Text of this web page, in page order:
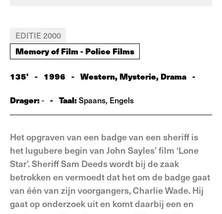
EDITIE 2000
Memory of Film - Police Films
135' - 1996 - Western, Mysterie, Drama -
Drager:- - Taal:Spaans, Engels
Het opgraven van een badge van een sheriff is
het lugubere begin van John Sayles’ film ‘Lone
Star’. Sheriff Sam Deeds wordt bij de zaak
betrokken en vermoedt dat het om de badge gaat
van één van zijn voorgangers, Charlie Wade. Hij
gaat op onderzoek uit en komt daarbij een en